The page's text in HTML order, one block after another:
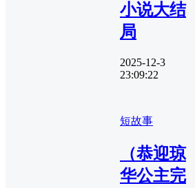
小说大结
局
2025-12-3
23:09:22
短故事
（恭迎琼
华公主完